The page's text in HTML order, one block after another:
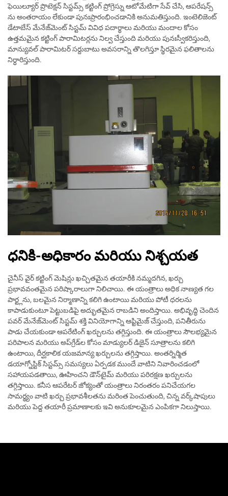
ఫెయిల్యూర్ ప్రొటెక్షన్ సిస్టమ్స్ కట్టింగ్ ప్రోగ్రెస్ను ఆటోమేటిగా సేవ్ చేసి, ఆపరేషన్స్
ను అంతరాయం లేకుండా పునఃప్రారంభించడానికి అనుమతిస్తుంది. ఇంటెలిజెంట్
డేటాబేస్ మేనేజ్‌మెంట్ సిస్టమ్ వివిధ పదార్థాలు మరియు మందాల కోసం
ఉత్తమమైన కట్టింగ్ పారామిటర్లను నిల్వ చేస్తుంది మరియు పునఃస్వీకరిస్తుంది,
మాన్యువల్ పారామిటర్ సర్దుబాటు అవసరాన్ని తొలగిస్తూ స్థిరమైన ఫలితాలను
నిర్ధారిస్తుంది.
ధనికి-అధికారం మరియు నిశ్చయత
చైనీస్ వైర్ కట్టింగ్ మెషిన్లు ఖచ్చితమైన తయారీకి నమ్మదగిన, ఖర్చు
ప్రభావవంతమైన పరిష్కారాలుగా నిలిచాయి. ఈ యంత్రాలు అధిక నాణ్యత గల
పార్ట్లను, బలమైన నిర్మాణాన్ని కలిగి ఉంటాయి మరియు పోటీ ధరలను
కాపాడుకుంటూ పెట్టుబడిపై అద్భుతమైన రాబడిని అందిస్తాయి. అభివృద్ధి చెందిన
పవర్ మేనేజ్‌మెంట్ సిస్టమ్ శక్తి వినియోగాన్ని ఆప్టిమైజ్ చేస్తుంది, పనితీరును
పాడు చేయకుండా ఆపరేటింగ్ ఖర్చులను తగ్గిస్తుంది. ఈ యంత్రాలు సౌలభ్యమైన
పరిపాలన మరియు అప్‌గ్రేడ్‌ల కోసం మాడ్యులర్ డిజైన్ సూత్రాలను కలిగి
ఉంటాయి, దీర్ఘకాలిక యజమాన్య ఖర్చులను తగ్గిస్తాయి. అంతర్నిర్మిత
డయాగ్నోస్టిక్ సిస్టమ్స్ సమస్యలు ఏర్పడక ముందే వాటిని నివారించడంలో
సహాయపడతాయి, ఊహించని డౌన్‌టైమ్ మరియు పరిరక్షణ ఖర్చులను
తగ్గిస్తాయి. కనీస ఆపరేటర్ జోక్యంతో యంత్రాలు నిరంతరం పనిచేయగల
సామర్థ్యం వాటి ఖర్చు ప్రభావశీలతను మరింత పెంచుతుంది, చిన్న వర్క్‌షాపులు
మరియు పెద్ద తయారీ ప్రమాణాలకు ఇవి అనుకూలమైన ఎంపికగా నిలుస్తాయి.